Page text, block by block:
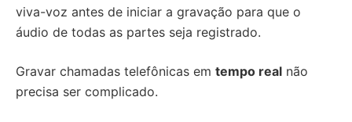
viva-voz antes de iniciar a gravação para que o
áudio de todas as partes seja registrado.
Gravar chamadas telefônicas em tempo real não
precisa ser complicado.